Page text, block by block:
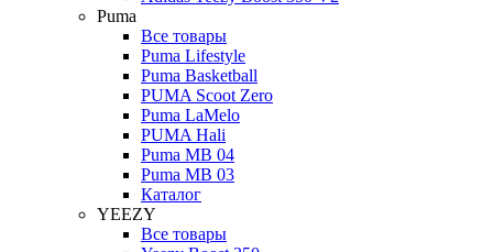
Puma
Все товары
Puma Lifestyle
Puma Basketball
PUMA Scoot Zero
Puma LaMelo
PUMA Hali
Puma MB 04
Puma MB 03
Каталог
YEEZY
Все товары